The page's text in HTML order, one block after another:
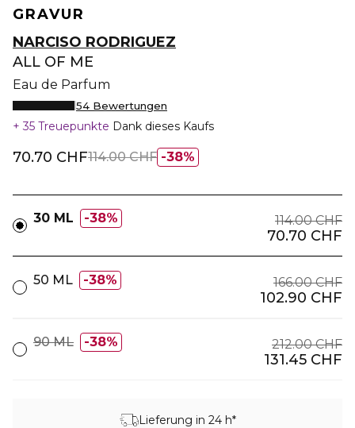
GRAVUR
NARCISO RODRIGUEZ
ALL OF ME
Eau de Parfum
54 Bewertungen
35 Treuepunkte Dank dieses Kaufs
38%
70.70 CHF114.00 CHF
30 ML 38% 114.00 CHF
70.70 CHF
50 ML 38% 166.00 CHF
102.90 CHF
90 ML 38% 212.00 CHF
131.45 CHF
Lieferung in 24 h*